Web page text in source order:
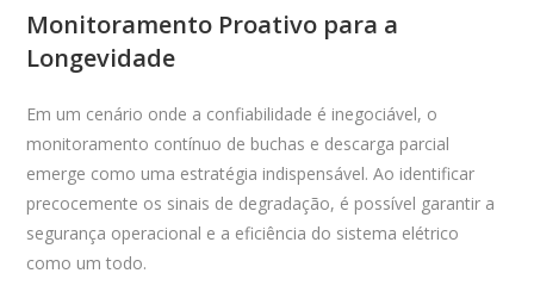
Monitoramento Proativo para a
Longevidade
Em um cenário onde a confiabilidade é inegociável, o
monitoramento contínuo de buchas e descarga parcial
emerge como uma estratégia indispensável. Ao identificar
precocemente os sinais de degradação, é possível garantir a
segurança operacional e a eficiência do sistema elétrico
como um todo.